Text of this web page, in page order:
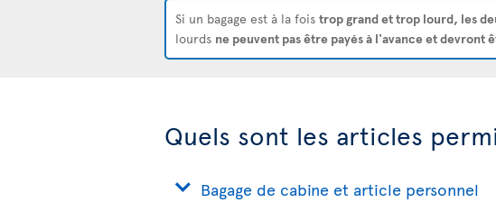
Si un bagage est à la fois trop grand et trop lourd, les
lourds ne peuvent pas être payés à l'avance et devront
Quels sont les articles
Bagage de cabine et article personnel